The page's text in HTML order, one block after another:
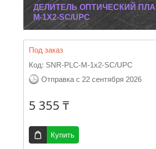
ДЕЛИТЕЛЬ ОПТИЧЕСКИЙ
M-1X2-SC/UPC
Под заказ
Код: SNR-PLC-M-1x2-SC/UPC
Отправка с 22 сентября 2026
5 355 ₸
Купить